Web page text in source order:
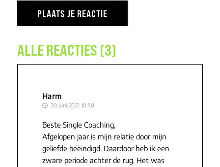
ALLE REACTIES (3)
Harm
20 juni 2022 10:50
Beste Single Coaching,
Afgelopen jaar is mijn relatie door mijn
geliefde beëindigd. Daardoor heb ik een
zware periode achter de rug. Het was